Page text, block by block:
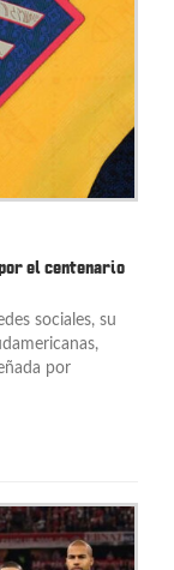
el centenario
sociales, su
por